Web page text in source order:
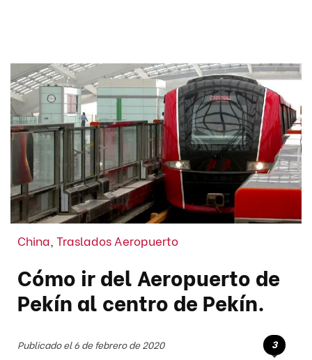
China Traslados Aeropuerto
Cómo ir del Aeropuerto de
Pekín al centro de Pekín.
Publicado el 6 de febrero de 2020 3